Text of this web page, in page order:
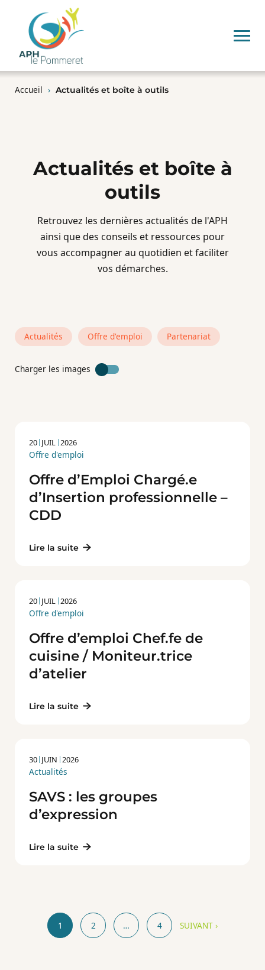
Accueil › Actualités et boîte à outils
Actualités et boîte à
outils
Retrouvez les dernières actualités de l'APH
ainsi que des conseils et ressources pour
vous accompagner au quotidien et faciliter
vos démarches.
Actualités Offre d'emploi Partenariat
Charger les images
20 JUIL 2026
Offre d'emploi
Offre d’Emploi Chargé.e
d’Insertion professionnelle –
CDD
Lire la suite
20 JUIL 2026
Offre d'emploi
Offre d’emploi Chef.fe de
cuisine / Moniteur.trice
d’atelier
Lire la suite
30 JUIN 2026
Actualités
SAVS : les groupes
d’expression
Lire la suite
1 2 … 4 SUIVANT ›